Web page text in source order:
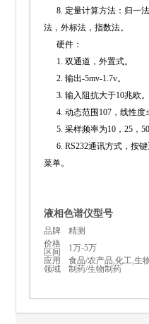
8. 定量计算方法：归一
法，外标法，指数法。
硬件：
1. 双通道，外置式。
2. 输出-5mv-1.7v。
3. 输入阻抗大于10兆欧。
4. 动态范围107，线性度
5. 采样频率为10，25，50
6. RS232通讯方式，按
菜单。
液相色谱仪型号
品牌 精测
价格
区间
1万-5万
应用
领域
食品/农产品,化工,生
制药/生物制药